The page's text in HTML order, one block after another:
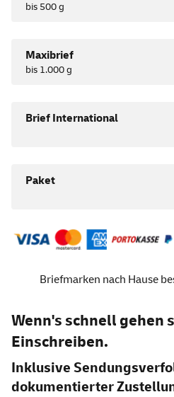
bis 500 g
Maxibrief
bis 1.000 g
Brief International
Paket
Briefmarken nach Hause
Wenn's schnell gehen
Einschreiben.
Inklusive
dokumentierter